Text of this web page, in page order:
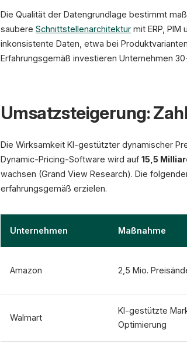
Die Qualität der Datengrundlage bestimmt
saubere Schnittstellenarchitektur mit ERP,
inkonsistente Daten, etwa bei
Erfahrungsgemäß investieren Unternehmen
Umsatzsteigerung:
Die Wirksamkeit KI-gestützter dynamischer
Dynamic-Pricing-Software wird auf 15,5
wachsen (Grand View Research). Die
erfahrungsgemäß erzielen.
Unternehmen Maßnahme
Amazon 2,5 Mio.
Walmart
KI-gestützte
Optimierung